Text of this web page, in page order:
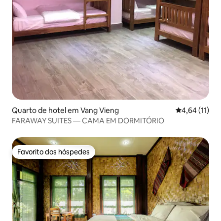
Quarto de hotel em Vang Vieng
4,64 (11)
FARAWAY SUITES — CAMA EM DORMITÓRIO
Favorito dos hóspedes
Favorito dos hóspedes